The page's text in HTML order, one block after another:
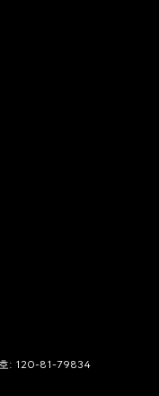
호: 120-81-79834